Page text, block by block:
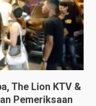
The Lion KTV &
Pemeriksaan